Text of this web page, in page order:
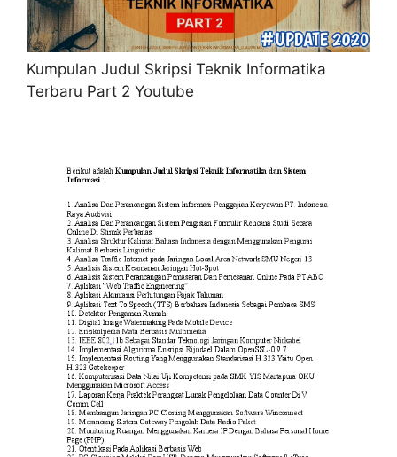
Kumpulan Judul Skripsi Teknik Informatika
Terbaru Part 2 Youtube